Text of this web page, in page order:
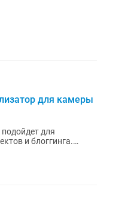
для камеры
для
и блоггинга.